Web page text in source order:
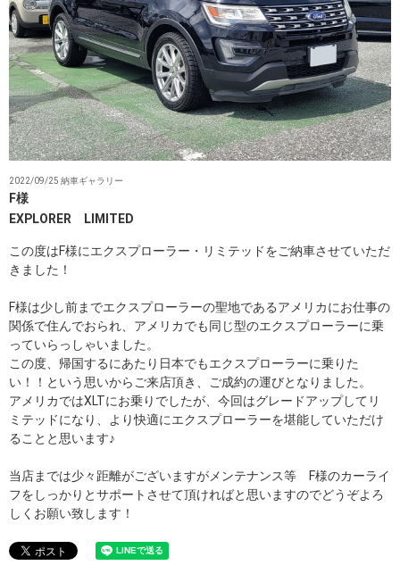
2022/09/25 納車ギャラリー
F様
EXPLORER LIMITED
この度はF様にエクスプローラー・リミテッドをご納車させていただ
きました！
F様は少し前までエクスプローラーの聖地であるアメリカにお仕事の
関係で住んでおられ、アメリカでも同じ型のエクスプローラーに乗
っていらっしゃいました。
この度、帰国するにあたり日本でもエクスプローラーに乗りた
い！！という思いからご来店頂き、ご成約の運びとなりました。
アメリカではXLTにお乗りでしたが、今回はグレードアップしてリ
ミテッドになり、より快適にエクスプローラーを堪能していただけ
ることと思います♪
当店までは少々距離がございますがメンテナンス等 F様のカーライ
フをしっかりとサポートさせて頂ければと思いますのでどうぞよろ
しくお願い致します！